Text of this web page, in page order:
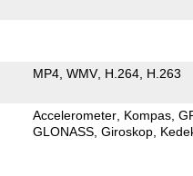
MP4 WMV H.264 H.263
Accelerometer Kompas
GLONASS Giroskop